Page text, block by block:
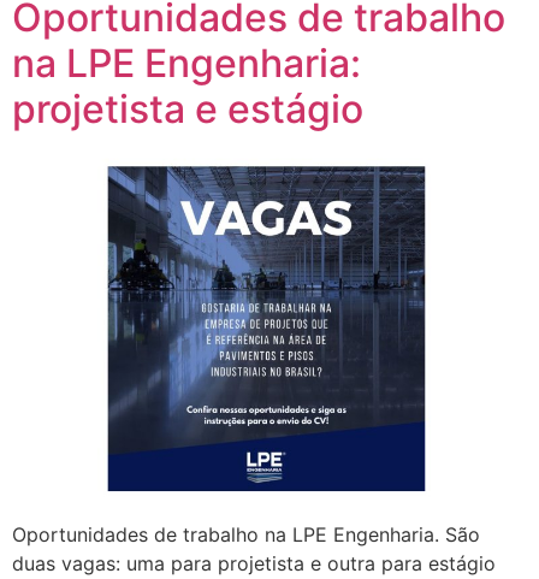
Oportunidades de trabalho
na LPE Engenharia:
projetista e estágio
Oportunidades de trabalho na LPE Engenharia. São
duas vagas: uma para projetista e outra para estágio